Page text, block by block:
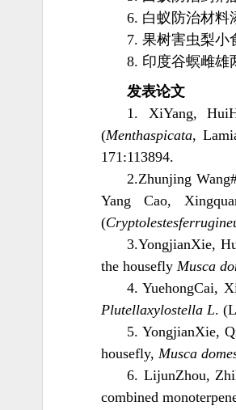
6. 白蚁防治材料
7. 果树害虫梨小
8. 印度谷螟雌
发表论文
1. XiYang,
(Menthaspicata,
171:113894.
2.Zhunjing
Yang Cao,
(
3.YongjianXie,
the housefly Musca
4. YuehongCai,
Plutellaxylostella L.
5. YongjianXie,
housefly, Musca
6. LijunZhou,
combined